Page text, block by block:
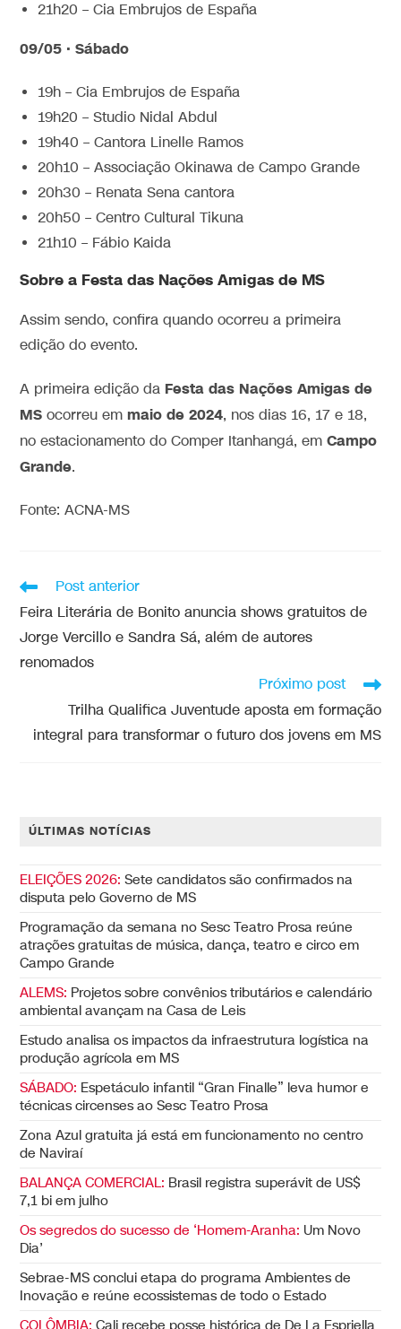
21h20 – Cia Embrujos de España
09/05 · Sábado
19h – Cia Embrujos de España
19h20 – Studio Nidal Abdul
19h40 – Cantora Linelle Ramos
20h10 – Associação Okinawa de Campo Grande
20h30 – Renata Sena cantora
20h50 – Centro Cultural Tikuna
21h10 – Fábio Kaida
Sobre a Festa das Nações Amigas de MS
Assim sendo, confira quando ocorreu a primeira
edição do evento.
A primeira edição da Festa das Nações Amigas de
MS ocorreu emmaio de 2024, nos dias 16, 17 e 18,
no estacionamento do Comper Itanhangá, emCampo
Grande.
Fonte: ACNA-MS
Post anterior
Feira Literária de Bonito anuncia shows gratuitos de
Jorge Vercillo e Sandra Sá, além de autores
renomados
Próximo post
Trilha Qualifica Juventude aposta em formação
integral para transformar o futuro dos jovens em MS
ÚLTIMAS NOTÍCIAS
ELEIÇÕES 2026: Sete candidatos são confirmados na
disputa pelo Governo de MS
Programação da semana no Sesc Teatro Prosa reúne
atrações gratuitas de música, dança, teatro e circo em
Campo Grande
ALEMS: Projetos sobre convênios tributários e calendário
ambiental avançam na Casa de Leis
Estudo analisa os impactos da infraestrutura logística na
produção agrícola em MS
SÁBADO: Espetáculo infantil “Gran Finalle” leva humor e
técnicas circenses ao Sesc Teatro Prosa
Zona Azul gratuita já está em funcionamento no centro
de Naviraí
BALANÇA COMERCIAL: Brasil registra superávit de US$
7,1 bi em julho
Os segredos do sucesso de ‘Homem-Aranha: Um Novo
Dia’
Sebrae-MS conclui etapa do programa Ambientes de
Inovação e reúne ecossistemas de todo o Estado